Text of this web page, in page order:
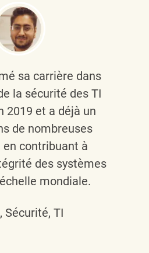
sa carrière dans
la sécurité des TI
2019 et a déjà un
de nombreuses
contribuant à
des systèmes
mondiale.
, Sécurité, TI